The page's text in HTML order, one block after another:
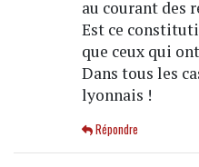
au courant des
Est ce
que ceux qui
Dans tous les
lyonnais !
Répondre